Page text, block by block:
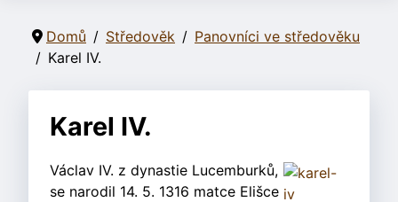
Domů Středověk
Panovníci ve středověku
Karel IV.
Karel IV.
Václav IV. z dynastie Lucemburků,
se narodil 14. 5. 1316 matce Elišce